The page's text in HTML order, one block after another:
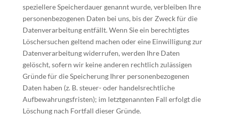
speziellere Speicherdauer genannt wurde, verbleiben Ihre
personenbezogenen Daten bei uns, bis der Zweck für die
Datenverarbeitung entfällt. Wenn Sie ein berechtigtes
Löschersuchen geltend machen oder eine Einwilligung zur
Datenverarbeitung widerrufen, werden Ihre Daten
gelöscht, sofern wir keine anderen rechtlich zulässigen
Gründe für die Speicherung Ihrer personenbezogenen
Daten haben (z. B. steuer- oder handelsrechtliche
Aufbewahrungsfristen); im letztgenannten Fall erfolgt die
Löschung nach Fortfall dieser Gründe.